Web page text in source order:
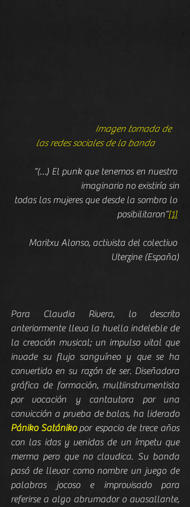
las redes sociales de la banda
“(…) El punk que tenemos en nuestro
imaginario no existiría sin
todas las mujeres que desde la sombra lo
posibilitaron”[1]
Maritxu Alonso, activista del colectivo
Uterzine (España)
Para Claudia Rivera, lo descrito
anteriormente lleva la huella indeleble de
la creación musical; un impulso vital que
invade su flujo sanguíneo y que se ha
convertido en su razón de ser. Diseñadora
gráfica de formación, multiinstrumentista
por vocación y cantautora por una
convicción a prueba de balas, ha liderado
Pániko Satániko por espacio de trece años
con las idas y venidas de un ímpetu que
merma pero que no claudica. Su banda
pasó de llevar como nombre un juego de
palabras jocoso e improvisado para
referirse a algo abrumador o avasallante,